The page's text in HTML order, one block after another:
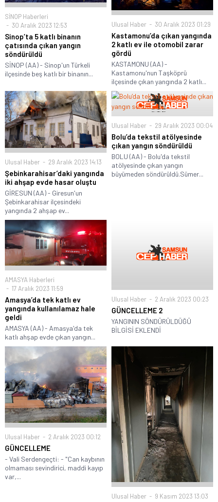
SİNOP Haberleri
30 Aralık 2023 12:53
Sinop’ta 5 katlı binanın
çatısında çıkan yangın
söndürüldü
SİNOP (AA) - Sinop'un Türkeli
ilçesinde beş katlı bir binanın...
Ulusal Haber 30 Aralık 2023 01:29
Kastamonu’da çıkan yangında
2 katlı ev ile otomobil zarar
gördü
KASTAMONU (AA) -
Kastamonu'nun Taşköprü
ilçesinde çıkan yangında 2 katlı...
Ulusal Haber 29 Aralık 2023 14:13
Şebinkarahisar’daki yangında
iki ahşap evde hasar oluştu
GİRESUN (AA) - Giresun'un
Şebinkarahisar ilçesindeki
yangında 2 ahşap ev...
Ulusal Haber 29 Aralık 2023 00:04
Bolu’da tekstil atölyesinde
çıkan yangın söndürüldü
BOLU (AA) - Bolu'da tekstil
atölyesinde çıkan yangın
büyümeden söndürüldü.Sümer...
AMASYA Haberleri
17 Aralık 2023 11:59
Amasya’da tek katlı ev
yangında kullanılamaz hale
geldi
AMASYA (AA) - Amasya'da tek
katlı ahşap evde çıkan yangın...
Ulusal Haber 2 Aralık 2023 00:23
GÜNCELLEME 2
YANGININ SÖNDÜRÜLDÜĞÜ
BİLGİSİ EKLENDİ
Ulusal Haber 2 Aralık 2023 00:12
GÜNCELLEME
- Vali Serdengeçti: - "Can kaybının
olmaması sevindirici, maddi kayıp
var,...
Ulusal Haber 9 Kasım 2023 13:03